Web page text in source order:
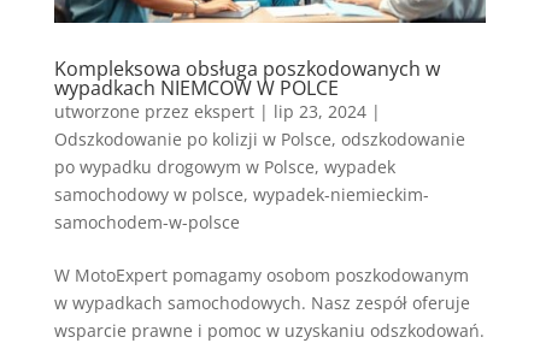
Kompleksowa obsługa poszkodowanych w
wypadkach NIEMCOW W POLCE
utworzone przez ekspert| lip 23, 2024|
Odszkodowanie po kolizji w Polsce, odszkodowanie
po wypadku drogowym w Polsce, wypadek
samochodowy w polsce, wypadek-niemieckim-
samochodem-w-polsce
W MotoExpert pomagamy osobom poszkodowanym
w wypadkach samochodowych. Nasz zespół oferuje
wsparcie prawne i pomoc w uzyskaniu odszkodowań.